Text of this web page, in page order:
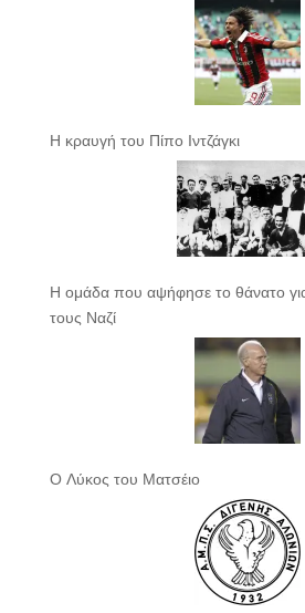
Η κραυγή του Πίπο Ιντζάγκι
Η ομάδα που αψήφησε το θάνατο
τους Ναζί
Ο Λύκος του Ματσέιο